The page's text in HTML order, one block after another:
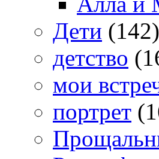
Дети (142)
детство
мои
портрет